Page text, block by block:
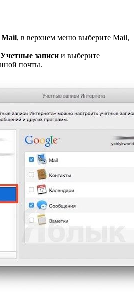
Mail, в верхнем меню выберите Mail,
Учетные записи и выберите
почты.